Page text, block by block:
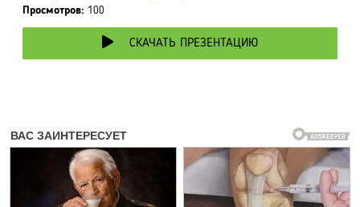
Просмотров: 100
СКАЧАТЬ ПРЕЗЕНТАЦИЮ